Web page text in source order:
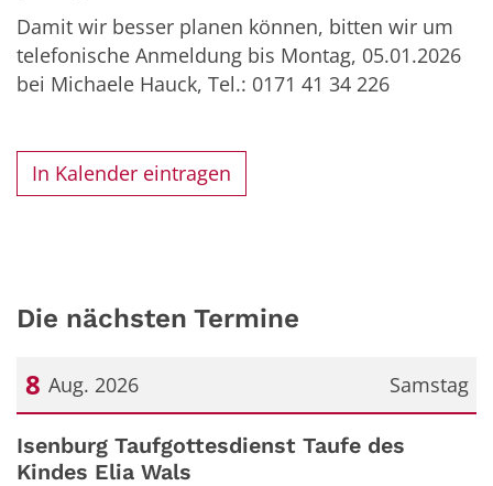
Damit wir besser planen können, bitten wir um
telefonische Anmeldung bis Montag, 05.01.2026
bei Michaele Hauck, Tel.: 0171 41 34 226
In Kalender eintragen
Die nächsten Termine
Samstag
8 Aug. 2026
Datum: 8. August 2026
Isenburg Taufgottesdienst Taufe des
Kindes Elia Wals